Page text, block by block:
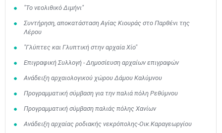
"Το νεολιθικό Διμήνι"
Συντήρηση, αποκατάσταση Αγίας Κιουράς στο Παρθένι της
Λέρου
"Γλύπτες και Γλυπτική στην αρχαία Χίο"
Επιγραφική Συλλογή - Δημοσίευση αρχαίων επιγραφών
Ανάδειξη αρχαιολογικού χώρου Δάμου Καλύμνου
Προγραμματική σύμβαση για την παλιά πόλη Ρεθύμνου
Προγραμματική σύμβαση παλιάς πόλης Χανίων
Ανάδειξη αρχαίας ροδιακής νεκρόπολης-Οικ.Καραγεωργίου